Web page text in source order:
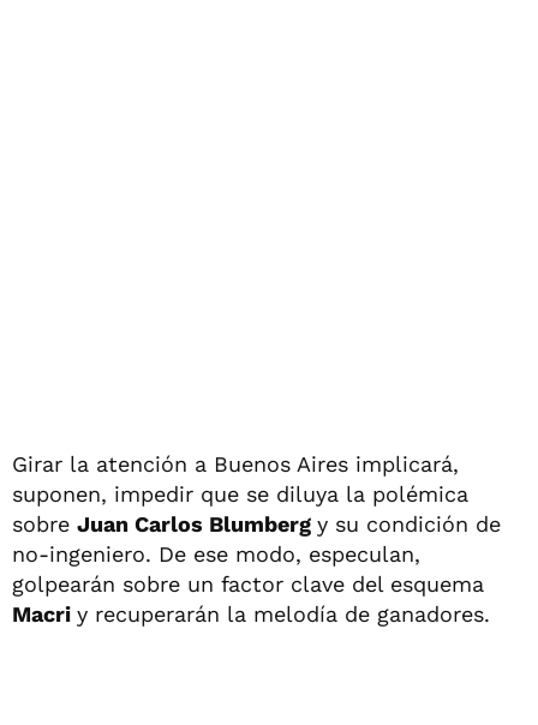
Girar la atención a Buenos Aires implicará,
suponen, impedir que se diluya la polémica
sobre Juan Carlos Blumberg y su condición de
no-ingeniero. De ese modo, especulan,
golpearán sobre un factor clave del esquema
Macri y recuperarán la melodía de ganadores.